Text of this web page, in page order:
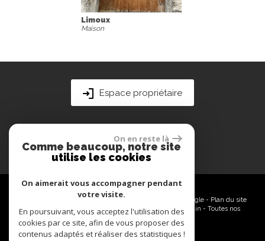
Rennes-les-Bains
Studio
Espace propriétaire
© 2026 | Tous droits réservés | Traduction powered by Google - Plan du site
Mentions légales Nos honoraires- Partenaires - Admin - Toutes nos
On en reste là
Comme beaucoup, notre site
utilise les cookies
On aimerait vous accompagner pendant
votre visite.
En poursuivant, vous acceptez l'utilisation des
cookies par ce site, afin de vous proposer des
contenus adaptés et réaliser des statistiques !